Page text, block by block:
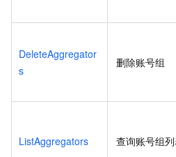
DeleteAggregator
s
删除账号组
ListAggregators 查询账号组